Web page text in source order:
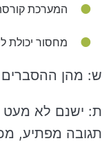
המערכת
מחסור יכולת
ש: מהן ההסברים
ת: ישנם לא מעט
תגובה מפתיע,